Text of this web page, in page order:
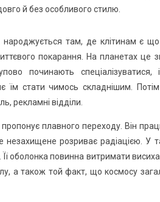
й без особливого стилю.
народжується там, де клітинам є що
покарання. На планетах це
починають
їм стати чимось складнішим.
рекламні відділи.
плавного переходу. Він
розриває радіацією. У
оболонка повинна витримати
а також той факт, що космосу